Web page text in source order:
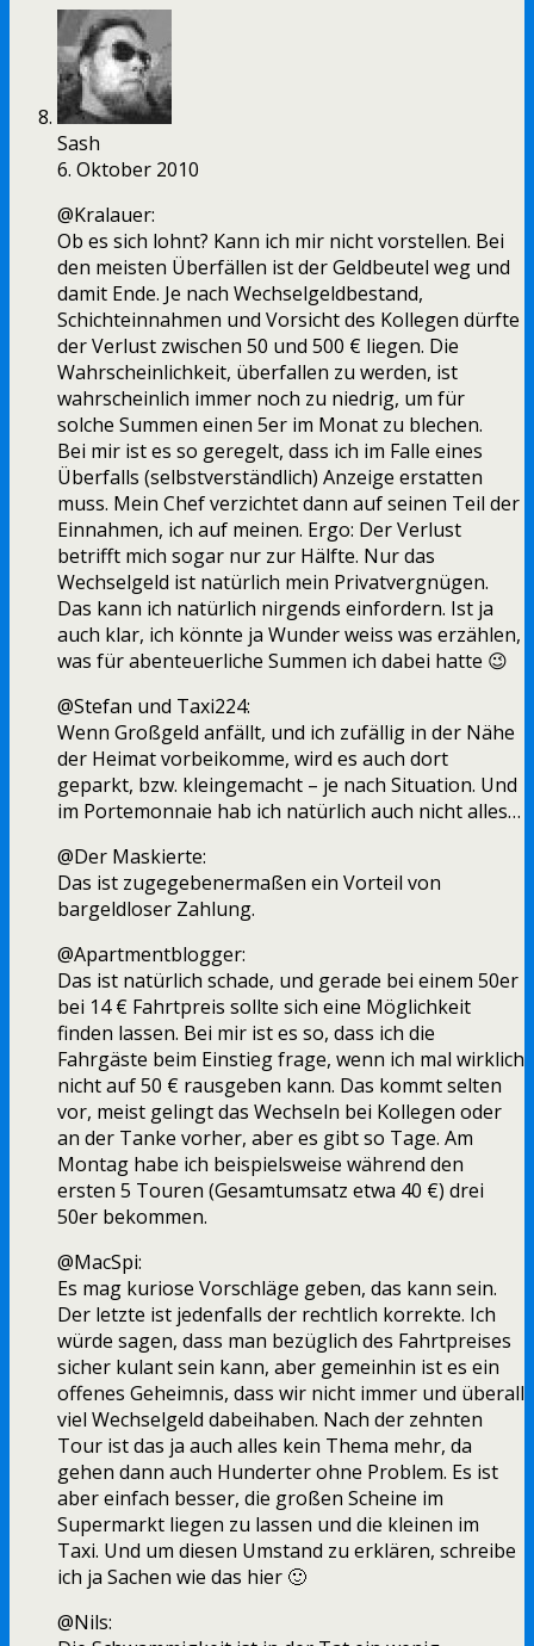
Sash
6. Oktober 2010
@Kralauer:
Ob es sich lohnt? Kann ich mir nicht vorstellen. Bei
den meisten Überfällen ist der Geldbeutel weg und
damit Ende. Je nach Wechselgeldbestand,
Schichteinnahmen und Vorsicht des Kollegen dürfte
der Verlust zwischen 50 und 500 € liegen. Die
Wahrscheinlichkeit, überfallen zu werden, ist
wahrscheinlich immer noch zu niedrig, um für
solche Summen einen 5er im Monat zu blechen.
Bei mir ist es so geregelt, dass ich im Falle eines
Überfalls (selbstverständlich) Anzeige erstatten
muss. Mein Chef verzichtet dann auf seinen Teil der
Einnahmen, ich auf meinen. Ergo: Der Verlust
betrifft mich sogar nur zur Hälfte. Nur das
Wechselgeld ist natürlich mein Privatvergnügen.
Das kann ich natürlich nirgends einfordern. Ist ja
auch klar, ich könnte ja Wunder weiss was erzählen,
was für abenteuerliche Summen ich dabei hatte 😉
@Stefan und Taxi224:
Wenn Großgeld anfällt, und ich zufällig in der Nähe
der Heimat vorbeikomme, wird es auch dort
geparkt, bzw. kleingemacht – je nach Situation. Und
im Portemonnaie hab ich natürlich auch nicht alles…
@Der Maskierte:
Das ist zugegebenermaßen ein Vorteil von
bargeldloser Zahlung.
@Apartmentblogger:
Das ist natürlich schade, und gerade bei einem 50er
bei 14 € Fahrtpreis sollte sich eine Möglichkeit
finden lassen. Bei mir ist es so, dass ich die
Fahrgäste beim Einstieg frage, wenn ich mal wirklich
nicht auf 50 € rausgeben kann. Das kommt selten
vor, meist gelingt das Wechseln bei Kollegen oder
an der Tanke vorher, aber es gibt so Tage. Am
Montag habe ich beispielsweise während den
ersten 5 Touren (Gesamtumsatz etwa 40 €) drei
50er bekommen.
@MacSpi:
Es mag kuriose Vorschläge geben, das kann sein.
Der letzte ist jedenfalls der rechtlich korrekte. Ich
würde sagen, dass man bezüglich des Fahrtpreises
sicher kulant sein kann, aber gemeinhin ist es ein
offenes Geheimnis, dass wir nicht immer und überall
viel Wechselgeld dabeihaben. Nach der zehnten
Tour ist das ja auch alles kein Thema mehr, da
gehen dann auch Hunderter ohne Problem. Es ist
aber einfach besser, die großen Scheine im
Supermarkt liegen zu lassen und die kleinen im
Taxi. Und um diesen Umstand zu erklären, schreibe
ich ja Sachen wie das hier 🙂
@Nils: